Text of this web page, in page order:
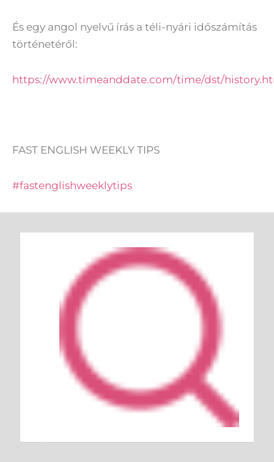
És egy angol nyelvű írás a téli-nyári időszámítás
történetéről:
https://www.timeanddate.com/time/dst/
FAST ENGLISH WEEKLY TIPS
#fastenglishweeklytips